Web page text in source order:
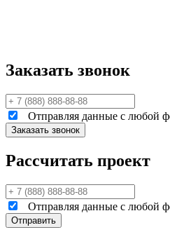
Заказать звонок
Отправляя данные с любой
Рассчитать проект
Отправляя данные с любой